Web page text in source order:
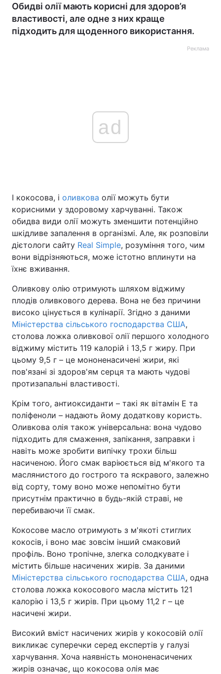
Обидві олії мають корисні для здоров’я
властивості, але одне з них краще
підходить для щоденного використання.
Реклама
ad
І кокосова, і оливкова олії можуть бути
корисними у здоровому харчуванні. Також
обидва види олії можуть зменшити потенційно
шкідливе запалення в організмі. Але, як розповіли
дієтологи сайту Real Simple, розуміння того, чим
вони відрізняються, може істотно вплинути на
їхнє вживання.
Оливкову олію отримують шляхом віджиму
плодів оливкового дерева. Вона не без причини
високо цінується в кулінарії. Згідно з даними
Міністерства сільського господарства США,
столова ложка оливкової олії першого холодного
віджиму містить 119 калорій і 13,5 г жиру. При
цьому 9,5 г – це мононенасичені жири, які
пов'язані зі здоров'ям серця та мають чудові
протизапальні властивості.
Крім того, антиоксиданти – такі як вітамін Е та
поліфеноли – надають йому додаткову користь.
Оливкова олія також універсальна: вона чудово
підходить для смаження, запікання, заправки і
навіть може зробити випічку трохи більш
насиченою. Його смак варіюється від м'якого та
маслянистого до гострого та яскравого, залежно
від сорту, тому воно може непомітно бути
присутнім практично в будь-якій страві, не
перебиваючи її смак.
Кокосове масло отримують з м'якоті стиглих
кокосів, і воно має зовсім інший смаковий
профіль. Воно тропічне, злегка солодкувате і
містить більше насичених жирів. За даними
Міністерства сільського господарства США, одна
столова ложка кокосового масла містить 121
калорію і 13,5 г жирів. При цьому 11,2 г – це
насичені жири.
Високий вміст насичених жирів у кокосовій олії
викликає суперечки серед експертів у галузі
харчування. Хоча наявність мононенасичених
жирів означає, що кокосова олія має